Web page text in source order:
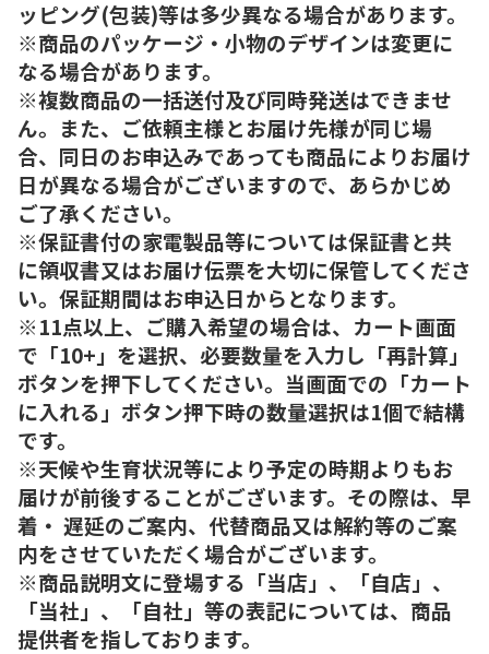
ッピング(包装)等は多少異なる場合があります。
※商品のパッケージ・小物のデザインは変更に
なる場合があります。
※複数商品の一括送付及び同時発送はできませ
ん。また、ご依頼主様とお届け先様が同じ場
合、同日のお申込みであっても商品によりお届け
日が異なる場合がございますので、あらかじめ
ご了承ください。
※保証書付の家電製品等については保証書と共
に領収書又はお届け伝票を大切に保管してくださ
い。保証期間はお申込日からとなります。
※11点以上、ご購入希望の場合は、カート画面
で「10+」を選択、必要数量を入力し「再計算」
ボタンを押下してください。当画面での「カート
に入れる」ボタン押下時の数量選択は1個で結構
です。
※天候や生育状況等により予定の時期よりもお
届けが前後することがございます。その際は、早
着・ 遅延のご案内、代替商品又は解約等のご案
内をさせていただく場合がございます。
※商品説明文に登場する「当店」、「自店」、
「当社」、「自社」等の表記については、商品
提供者を指しております。